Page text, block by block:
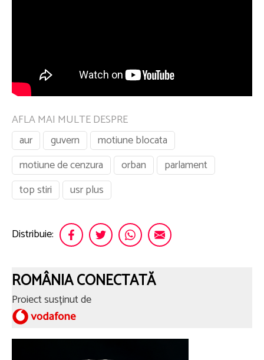
AFLA MAI MULTE DESPRE
aur
guvern
motiune blocata
motiune de cenzura
orban
parlament
top stiri
usr plus
Distribuie:
ROMÂNIA CONECTATĂ
Proiect susținut de